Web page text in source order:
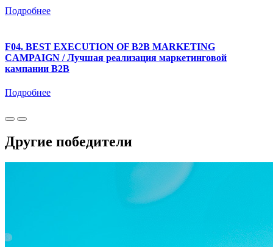
Подробнее
F04. BEST EXECUTION OF B2B MARKETING
CAMPAIGN / Лучшая реализация маркетинговой
кампании B2B
Подробнее
Другие победители